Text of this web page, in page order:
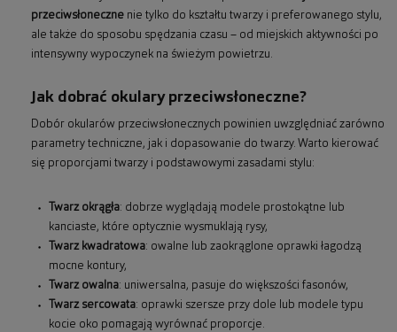
przeciwsłoneczne nie tylko do kształtu twarzy i preferowanego stylu,
ale także do sposobu spędzania czasu – od miejskich aktywności po
intensywny wypoczynek na świeżym powietrzu.
Jak dobrać okulary przeciwsłoneczne?
Dobór okularów przeciwsłonecznych powinien uwzględniać zarówno
parametry techniczne, jak i dopasowanie do twarzy. Warto kierować
się proporcjami twarzy i podstawowymi zasadami stylu:
Twarz okrągła: dobrze wyglądają modele prostokątne lub
kanciaste, które optycznie wysmuklają rysy,
Twarz kwadratowa: owalne lub zaokrąglone oprawki łagodzą
mocne kontury,
Twarz owalna: uniwersalna, pasuje do większości fasonów,
Twarz sercowata: oprawki szersze przy dole lub modele typu
kocie oko pomagają wyrównać proporcje.